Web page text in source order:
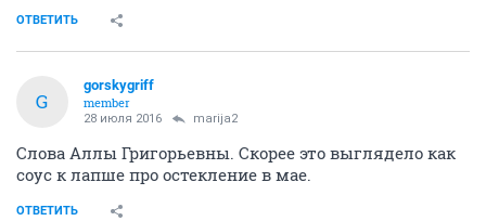
ОТВЕТИТЬ
G
gorskygriff
member
28 июля 2016 marija2
Слова Аллы Григорьевны. Скорее это выглядело как
соус к лапше про остекление в мае.
ОТВЕТИТЬ